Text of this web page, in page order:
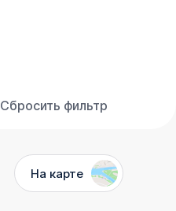
Сбросить фильтр
На карте